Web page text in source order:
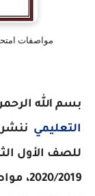
مواصفات امتحان
بسم الله
التعليمي
للصف الأول
2020/